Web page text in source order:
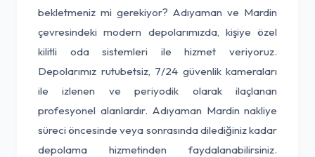
bekletmeniz mi gerekiyor? Adıyaman ve Mardin
çevresindeki modern depolarımızda, kişiye özel
kilitli oda sistemleri ile hizmet veriyoruz.
Depolarımız rutubetsiz, 7/24 güvenlik kameraları
ile izlenen ve periyodik olarak ilaçlanan
profesyonel alanlardır. Adıyaman Mardin nakliye
süreci öncesinde veya sonrasında dilediğiniz kadar
depolama hizmetinden faydalanabilirsiniz.